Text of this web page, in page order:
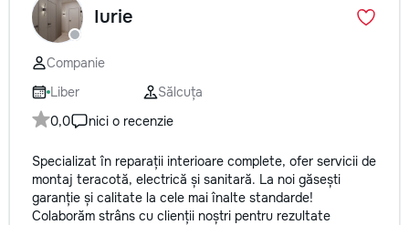
Iurie
Companie
Liber
Sălcuța
0,0
nici o recenzie
Specializat în reparații interioare complete, ofer servicii de
montaj teracotă, electrică și sanitară. La noi găsești
garanție și calitate la cele mai înalte standarde!
Colaborăm strâns cu clienții noștri pentru rezultate